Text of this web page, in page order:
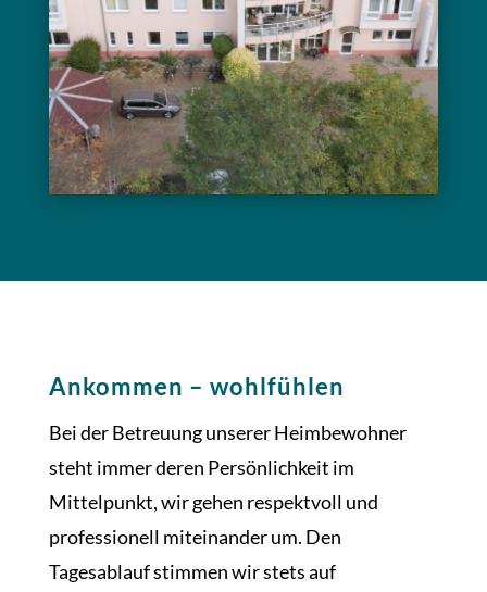
Ankommen – wohlfühlen
Bei der Betreuung unserer Heimbewohner
steht immer deren Persönlichkeit im
Mittelpunkt, wir gehen respektvoll und
professionell miteinander um. Den
Tagesablauf stimmen wir stets auf